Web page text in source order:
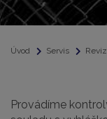
Úvod Servis
Provádíme